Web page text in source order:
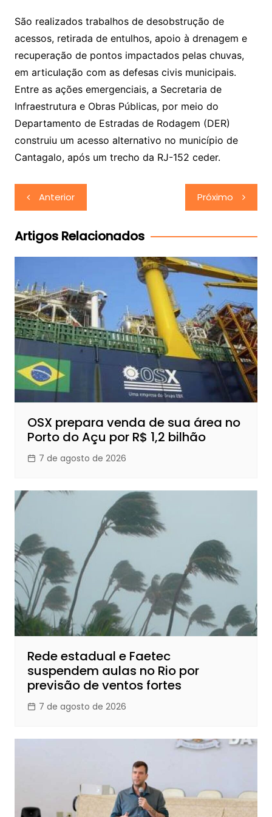
São realizados trabalhos de desobstrução de
acessos, retirada de entulhos, apoio à drenagem e
recuperação de pontos impactados pelas chuvas,
em articulação com as defesas civis municipais.
Entre as ações emergenciais, a Secretaria de
Infraestrutura e Obras Públicas, por meio do
Departamento de Estradas de Rodagem (DER)
construiu um acesso alternativo no município de
Cantagalo, após um trecho da RJ-152 ceder.
Navegação
de
Post
Anterior Próximo
Artigos Relacionados
OSX prepara venda de sua área no
Porto do Açu por R$ 1,2 bilhão
7 de agosto de 2026
Rede estadual e Faetec
suspendem aulas no Rio por
previsão de ventos fortes
7 de agosto de 2026